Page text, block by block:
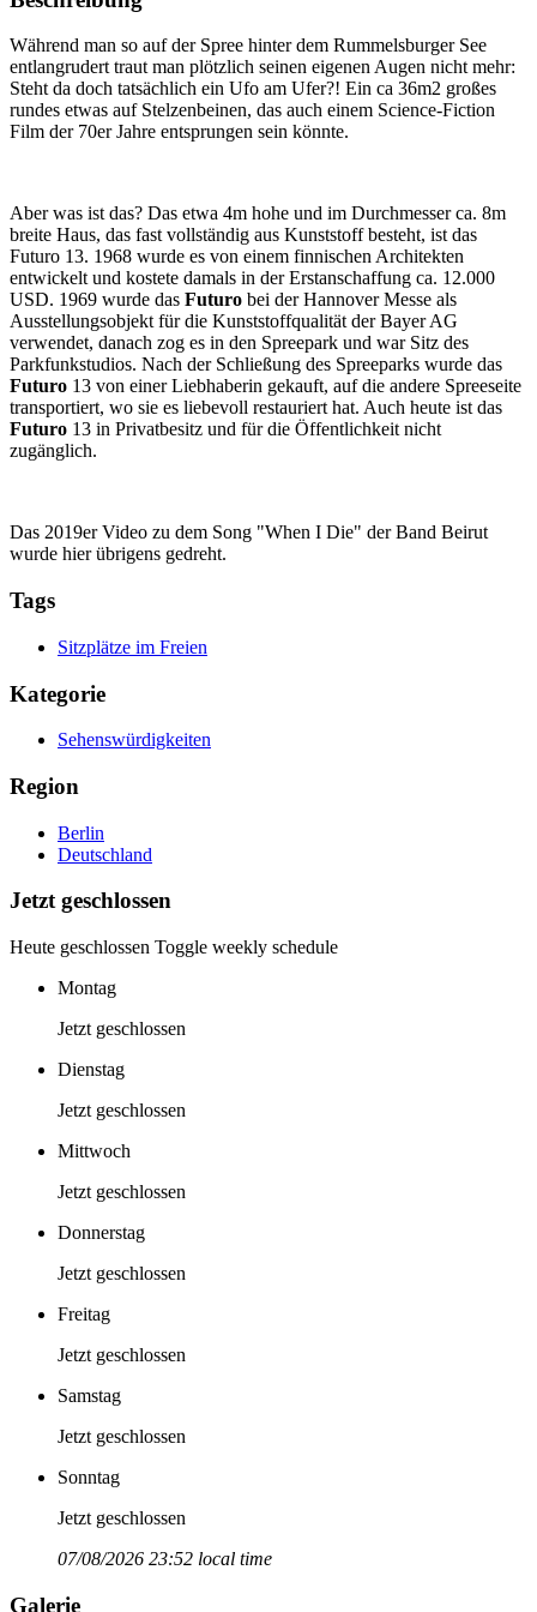
Während man so auf der Spree hinter dem Rummelsburger See
entlangrudert traut man plötzlich seinen eigenen Augen nicht mehr:
Steht da doch tatsächlich ein Ufo am Ufer?! Ein ca 36m2 großes
rundes etwas auf Stelzenbeinen, das auch einem Science-Fiction
Film der 70er Jahre entsprungen sein könnte.
Aber was ist das? Das etwa 4m hohe und im Durchmesser ca. 8m
breite Haus, das fast vollständig aus Kunststoff besteht, ist das
Futuro 13. 1968 wurde es von einem finnischen Architekten
entwickelt und kostete damals in der Erstanschaffung ca. 12.000
USD. 1969 wurde das Futuro bei der Hannover Messe als
Ausstellungsobjekt für die Kunststoffqualität der Bayer AG
verwendet, danach zog es in den Spreepark und war Sitz des
Parkfunkstudios. Nach der Schließung des Spreeparks wurde das
Futuro 13 von einer Liebhaberin gekauft, auf die andere Spreeseite
transportiert, wo sie es liebevoll restauriert hat. Auch heute ist das
Futuro 13 in Privatbesitz und für die Öffentlichkeit nicht
zugänglich.
Das 2019er Video zu dem Song "When I Die" der Band Beirut
wurde hier übrigens gedreht.
Tags
Sitzplätze im Freien
Kategorie
Sehenswürdigkeiten
Region
Berlin
Deutschland
Jetzt geschlossen
Heute geschlossen Toggle weekly schedule
Montag
Jetzt geschlossen
Dienstag
Jetzt geschlossen
Mittwoch
Jetzt geschlossen
Donnerstag
Jetzt geschlossen
Freitag
Jetzt geschlossen
Samstag
Jetzt geschlossen
Sonntag
Jetzt geschlossen
07/08/2026 23:52 local time
Galerie